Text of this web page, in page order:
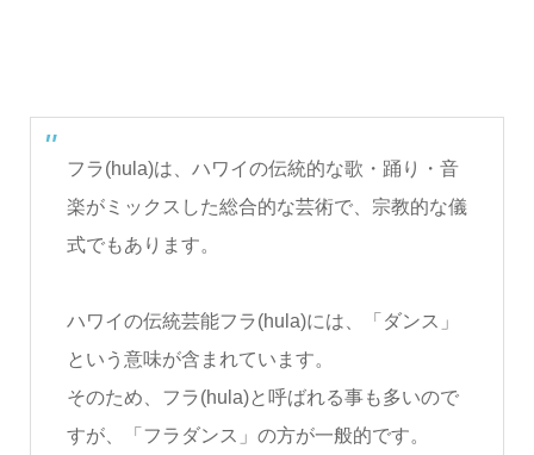
フラ(hula)は、ハワイの伝統的な歌・踊り・音
楽がミックスした総合的な芸術で、宗教的な儀
式でもあります。
ハワイの伝統芸能フラ(hula)には、「ダンス」
という意味が含まれています。
そのため、フラ(hula)と呼ばれる事も多いので
すが、「フラダンス」の方が一般的です。